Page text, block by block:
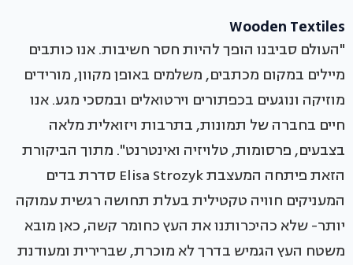
Wooden Textiles
"העולם סביבנו הופך להיות חסר חשיבות. אנו כותבים
מיילים במקום מכתבים, משלמים באופן מקוון, מורידים
מוזיקה ונוגעים בכפתורים וירטואלים ובמסכי מגע. אנו
חיים בחברה של תמונות, בתרבות ויזואלית מלאה
בצבעים, פרסומות, טלויזיה ואינטרנט". מתוך הביקורת
הזאת פיתחה המעצבת Elisa Strozyk סדרת בדים
המעניקים חוויה טקטילית בעלת תחושה רגשית עמוקה
יותר- שלא כהיכרותנו את העץ כחומר קשה, כאן מובא
משטח העץ הגמיש בדרך לא מוכרת, שברירית ומעודנת